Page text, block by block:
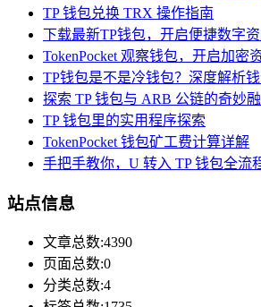
TP 钱包兑换 TRX 操作指南
下载最新TP钱包，开启便捷数字
TokenPocket 观察钱包，开启加密
TP钱包是不是冷钱包？深度解析
探索 TP 钱包与 ARB 公链的奇妙
TP 钱包里的实用程序探索
TokenPocket 钱包矿工费计算详解
手把手教你，U 转入 TP 钱包全流
站点信息
文章总数:4390
页面总数:0
分类总数:4